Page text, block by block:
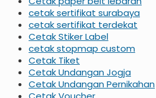
cetak sertifikat surabaya
cetak sertifikat terdekat
Cetak Stiker Label
cetak stopmap custom
Cetak Tiket
Cetak Undangan Jogja
Cetak Undangan Pernikahan